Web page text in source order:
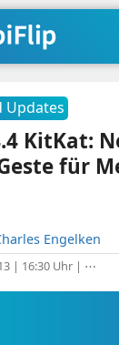
Updates
KitKat:
für
Engelken
| 16:30 Uhr | ⋯